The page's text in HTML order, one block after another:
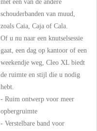
met een van de andere
schouderbanden van muud,
zoals Caia, Caja of Cala.
Of u nu naar een knutselsessie
gaat, een dag op kantoor of een
weekendje weg, Cleo XL biedt
de ruimte en stijl die u nodig
hebt.
- Ruim ontwerp voor meer
opbergruimte
- Verstelbare band voor